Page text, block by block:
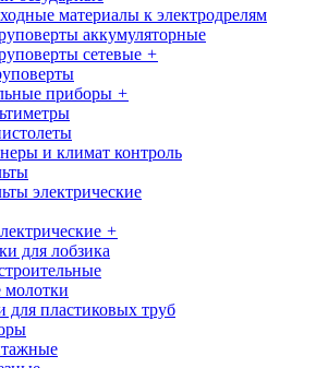
материалы к электродрелям
аккумуляторные
сетевые +
приборы +
и климат контроль
электрические
+
для лобзика
для пластиковых труб